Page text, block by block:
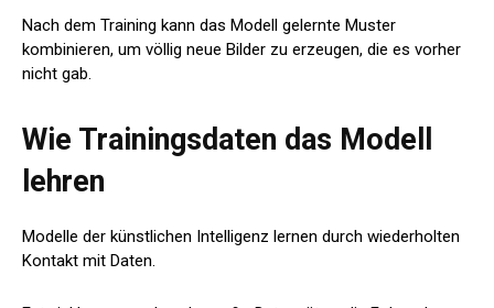
Nach dem Training kann das Modell gelernte Muster
kombinieren, um völlig neue Bilder zu erzeugen, die es vorher
nicht gab.
Wie Trainingsdaten das Modell
lehren
Modelle der künstlichen Intelligenz lernen durch wiederholten
Kontakt mit Daten.